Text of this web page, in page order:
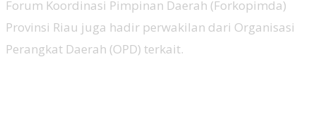
Forum Koordinasi Pimpinan Daerah (Forkopimda)
Provinsi Riau juga hadir perwakilan dari Organisasi
Perangkat Daerah (OPD) terkait.